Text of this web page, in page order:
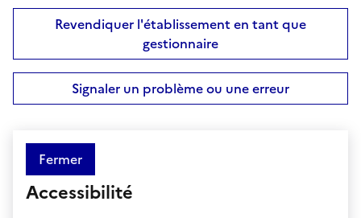
Revendiquer l'établissement en tant que
gestionnaire
Signaler un problème ou une erreur
Fermer
Accessibilité